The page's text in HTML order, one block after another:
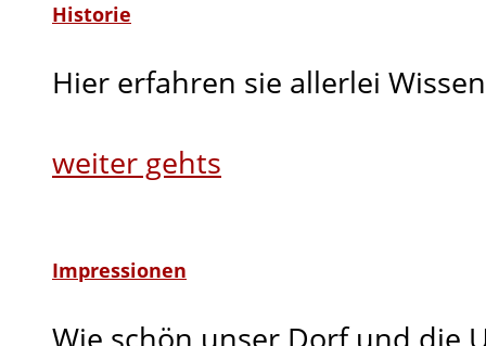
Historie
Hier erfahren sie allerlei
weiter gehts
Impressionen
Wie schön unser Dorf und die